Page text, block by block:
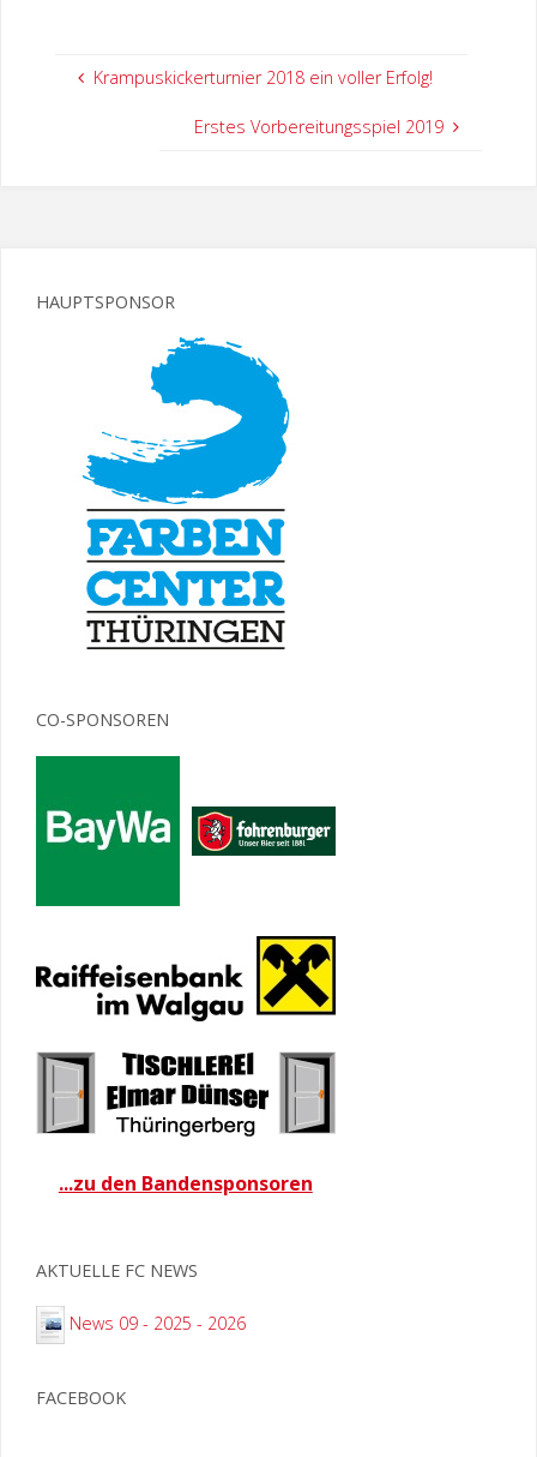
Krampuskickerturnier 2018 ein voller Erfolg!
Erstes Vorbereitungsspiel 2019
HAUPTSPONSOR
CO-SPONSOREN
...zu den Bandensponsoren
AKTUELLE FC NEWS
News 09 - 2025 - 2026
FACEBOOK